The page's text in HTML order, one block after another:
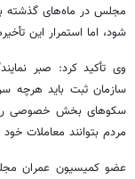
مجلس در ماه‌های گذشته
شود، اما استمرار این
وی تأکید کرد: صبر
سازمان ثبت باید هرچه
سکوهای بخش خصوصی را
مردم بتوانند معاملات
عضو کمیسیون عمران